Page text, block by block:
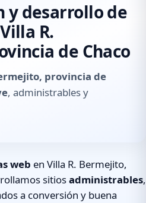
y desarrollo de
R.
de Chaco
provincia de
, administrables y
web en Villa R. Bermejito,
sitiosadministrables,
a conversión y buena